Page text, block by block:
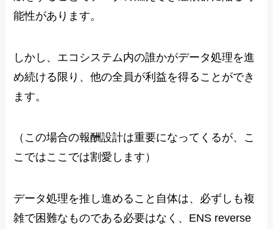
能性があります。
しかし、エコシステム内の誰かがデータ処理を進
め続ける限り、他の全員が利益を得ることができ
ます。
（この場合の報酬設計は重要になってくるが、こ
こではここでは割愛します）
データ処理を推し進めること自体は、必ずしも複
雑で困難なものである必要はなく、ENS reverse